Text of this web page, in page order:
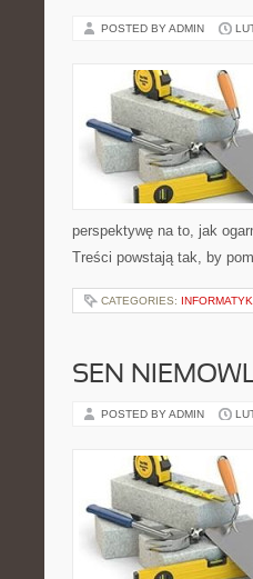
POSTED BY ADMIN
perspektywę na to, jak
Treści powstają tak, by
CATEGORIES:
SEN
POSTED BY ADMIN